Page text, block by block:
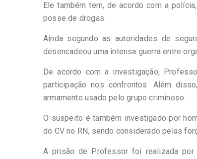
Ele também tem, de acordo com a
posse de drogas.
Ainda segundo as autoridades de
desencadeou uma intensa guerra entre
De acordo com a investigação,
participação nos confrontos. Além
armamento usado pelo grupo criminoso.
O suspeito é também investigado por
do CV no RN, sendo considerado pelas
A prisão de Professor foi realizada